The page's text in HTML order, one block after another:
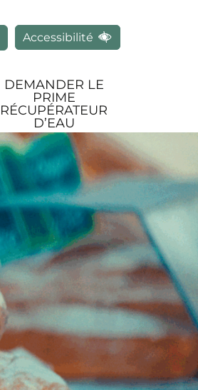
Accessibilité
DEMANDER LE
PRIME
RÉCUPÉRATEUR
D’EAU